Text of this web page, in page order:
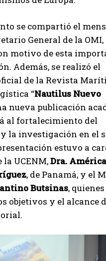
se compartió el
General de la OMI,
motivo de esta
Además, se realizó el
de la Revista
“Nautilus Nuevo
nueva publicación
al fortalecimiento del
la investigación en el
estuvo a
la UCENM,Dra. América
, de Panamá, y el
Butsinas, quienes
objetivos y el alcance